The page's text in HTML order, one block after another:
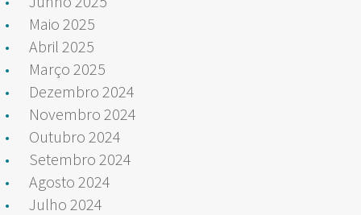
Maio 2025
Abril 2025
Março 2025
Dezembro 2024
Novembro 2024
Outubro 2024
Setembro 2024
Agosto 2024
Julho 2024